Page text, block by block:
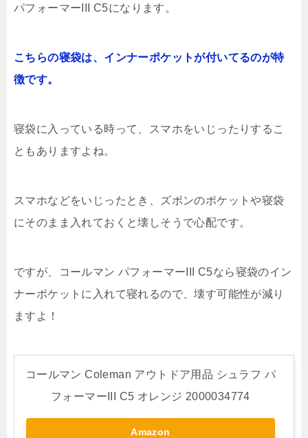
パフォーマーIII C5になります。
こちらの寝袋は、インナーポケットが付いてるのが特
徴です。
寝袋に入っている時って、スマホをいじったりするこ
ともありますよね。
スマホなどをいじったとき、ズボンのポケットや寝袋
にそのまま入れておくと壊しそうで心配です。
ですが、コールマン パフォーマーIII C5なら寝袋のイン
ナーポケットに入れて寝れるので、壊す可能性が減り
ますよ！
コールマン Coleman アウトドア用品 シュラフ パ
フォーマーIII C5 オレンジ 2000034774
Amazon